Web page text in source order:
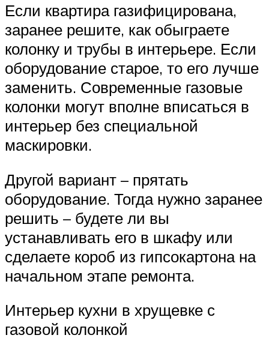
Если квартира газифицирована,
заранее решите, как обыграете
колонку и трубы в интерьере. Если
оборудование старое, то его лучше
заменить. Современные газовые
колонки могут вполне вписаться в
интерьер без специальной
маскировки.
Другой вариант – прятать
оборудование. Тогда нужно заранее
решить – будете ли вы
устанавливать его в шкафу или
сделаете короб из гипсокартона на
начальном этапе ремонта.
Интерьер кухни в хрущевке с
газовой колонкой